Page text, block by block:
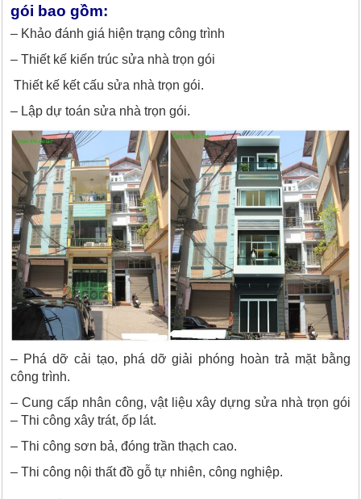
gói bao gồm:
– Khảo đánh giá hiện trạng công trình
– Thiết kế kiến trúc sửa nhà trọn gói
Thiết kế kết cấu sửa nhà trọn gói.
– Lập dự toán sửa nhà trọn gói.
– Phá dỡ cải tạo, phá dỡ giải phóng hoàn trả mặt bằng
công trình.
– Cung cấp nhân công, vật liệu xây dựng sửa nhà trọn gói
– Thi công xây trát, ốp lát.
– Thi công sơn bả, đóng trần thạch cao.
– Thi công nội thất đồ gỗ tự nhiên, công nghiệp.